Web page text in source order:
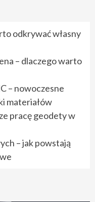
odkrywać własny
– dlaczego warto
– nowoczesne
materiałów
pracę geodety w
– jak powstają